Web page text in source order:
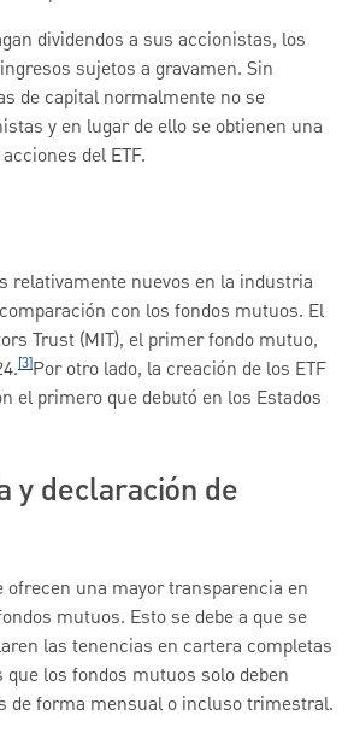
dividendos a sus accionistas, los
sujetos a gravamen. Sin
de capital normalmente no se
y en lugar de ello se obtienen una
del ETF.
relativamente nuevos en la industria
con los fondos mutuos. El
Trust (MIT), el primer fondo mutuo,
[3]Por otro lado, la creación de los ETF
el primero que debutó en los Estados
y declaración de
ofrecen una mayor transparencia en
mutuos. Esto se debe a que se
las tenencias en cartera completas
los fondos mutuos solo deben
de forma mensual o incluso trimestral.